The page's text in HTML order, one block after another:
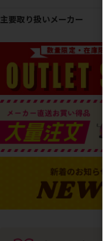
主要取り扱いメーカー